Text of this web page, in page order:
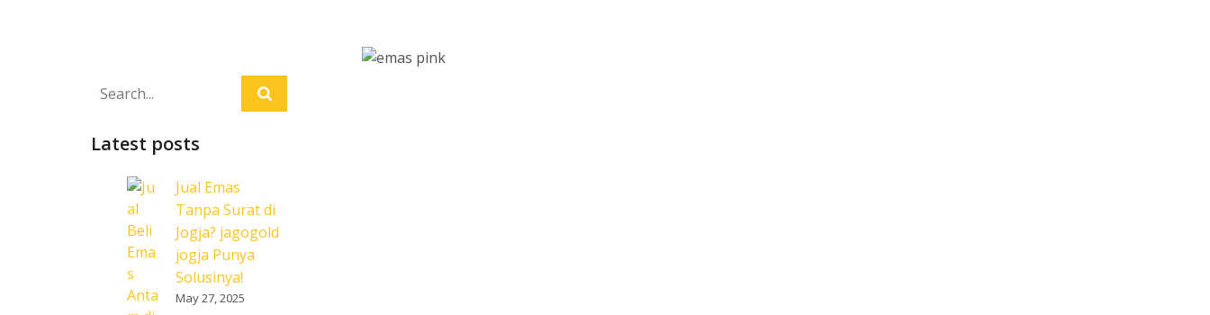
Latest posts
Jual Emas
Tanpa Surat di
Jogja? jagogold
jogja Punya
Solusinya!
May 27, 2025